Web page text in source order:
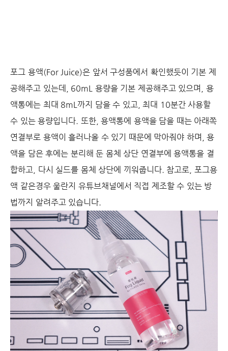
포그 용액(For Juice)은 앞서 구성품에서 확인했듯이 기본 제
공해주고 있는데, 60mL 용량을 기본 제공해주고 있으며, 용
액통에는 최대 8mL까지 담을 수 있고, 최대 10분간 사용할
수 있는 용량입니다. 또한, 용액통에 용액을 담을 때는 아래쪽
연결부로 용액이 흘러나올 수 있기 때문에 막아줘야 하며, 용
액을 담은 후에는 분리해 둔 몸체 상단 연결부에 용액통을 결
합하고, 다시 실드를 몸체 상단에 끼워줍니다. 참고로, 포그용
액 같은경우 울란지 유튜브채널에서 직접 제조할 수 있는 방
법까지 알려주고 있습니다.